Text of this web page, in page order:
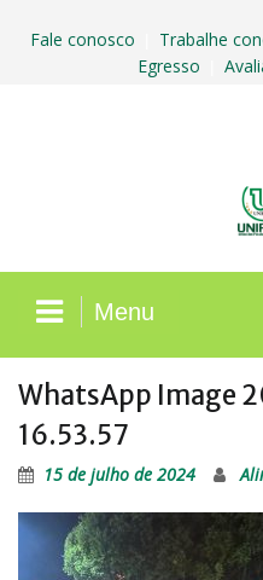
Fale conosco Trabalhe
Egresso
Menu
WhatsApp Image
16.53.57
15 de julho de 2024